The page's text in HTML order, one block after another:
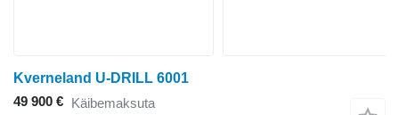
Kverneland U-DRILL 6001
49 900 € Käibemaksuta